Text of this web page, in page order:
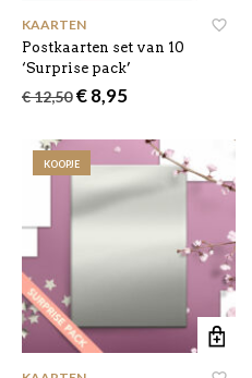
KAARTEN
Postkaarten set van 10
‘Surprise pack’
€12,50 Oorspronkelijke
€ 12,50.
€8,95
€ 8,95.
KOOPJE